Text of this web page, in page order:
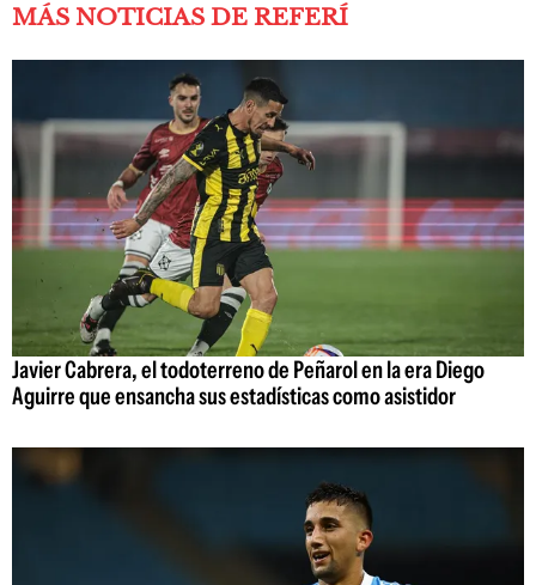
MÁS NOTICIAS DE REFERÍ
Javier Cabrera, el todoterreno de Peñarol en la era Diego
Aguirre que ensancha sus estadísticas como asistidor